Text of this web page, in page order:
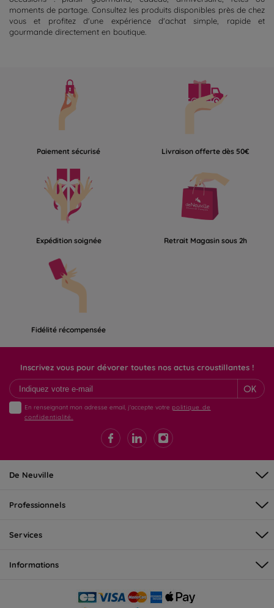
moments de partage. Consultez les produits disponibles près de chez
vous et profitez d'une expérience d'achat simple, rapide et
gourmande directement en boutique.
Paiement sécurisé Livraison offerte dès 50€
Expédition soignée Retrait Magasin sous 2h
Fidélité récompensée
Inscrivez vous pour dévorer toutes nos actus croustillantes !
OK
En renseignant mon adresse email, j'accepte votre politique de
confidentialité.
De Neuville
Professionnels
Services
Informations